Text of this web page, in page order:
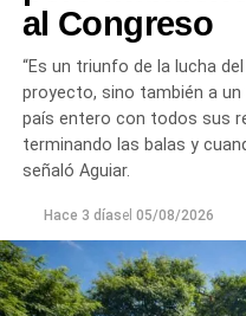
provincias en el marco
dispuesta por el
«reapertura de paritarias
y de jubilaciones;
organismos públicos;
las y los trabajadores
todas las y los
fondos adeudados a las
rechazo a la
Provinciales».
al Congreso
“Es un triunfo de la lucha
proyecto, sino también a un
país entero con todos sus
terminando las balas y
señaló Aguiar.
Hace 3 díasel 05/08/2026